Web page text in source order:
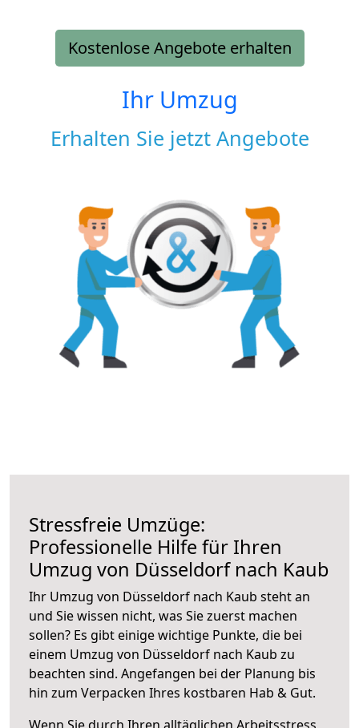
Kostenlose Angebote erhalten
Ihr Umzug
Erhalten Sie jetzt Angebote
Stressfreie Umzüge:
Professionelle Hilfe für Ihren
Umzug von Düsseldorf nach Kaub
Ihr Umzug von Düsseldorf nach Kaub steht an
und Sie wissen nicht, was Sie zuerst machen
sollen? Es gibt einige wichtige Punkte, die bei
einem Umzug von Düsseldorf nach Kaub zu
beachten sind. Angefangen bei der Planung bis
hin zum Verpacken Ihres kostbaren Hab & Gut.